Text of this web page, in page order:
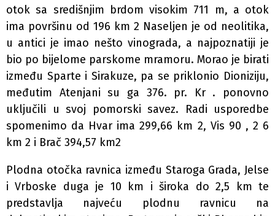
otok sa središnjim brdom visokim 711 m, a otok
ima površinu od 196 km 2 Naseljen je od neolitika,
u antici je imao nešto vinograda, a najpoznatiji je
bio po bijelome parskome mramoru. Morao je birati
između Sparte i Sirakuze, pa se priklonio Dioniziju,
međutim Atenjani su ga 376. pr. Kr . ponovno
uključili u svoj pomorski savez. Radi usporedbe
spomenimo da Hvar ima 299,66 km 2, Vis 90 , 2 6
km 2 i Brač 394,57 km2
Plodna otočka ravnica između Staroga Grada, Jelse
i Vrboske duga je 10 km i široka do 2,5 km te
predstavlja najveću plodnu ravnicu na